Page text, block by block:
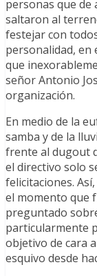
personas que de
saltaron al
festejar con
personalidad, en
que
señor Antonio
organización.
En medio de la
samba y de la
frente al dugout
el directivo solo
felicitaciones.
el momento que
preguntado
particularmente
objetivo de cara
esquivo desde